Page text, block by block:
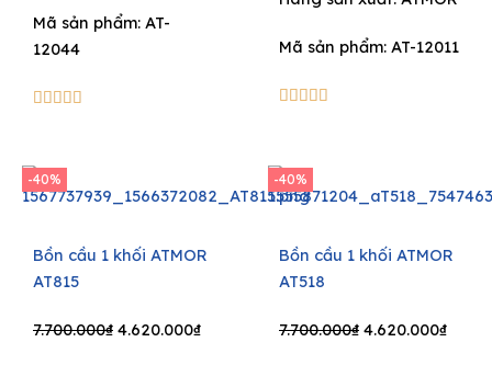
Mã sản phẩm: AT-
12044

Mã sản phẩm: AT-12011

-40%
Bồn cầu 1 khối ATMOR
AT815
7.700.000₫ Original
4.620.000₫Current
-40%
Bồn cầu 1 khối ATMOR
AT518
7.700.000₫ Original
4.620.000₫